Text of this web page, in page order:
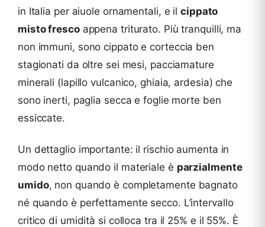
in Italia per aiuole ornamentali, e ilcippato
misto frescoappena triturato. Più tranquilli, ma
non immuni, sono cippato e corteccia ben
stagionati da oltre sei mesi, pacciamature
minerali (lapillo vulcanico, ghiaia, ardesia) che
sono inerti, paglia secca e foglie morte ben
essiccate.
Un dettaglio importante: il rischio aumenta in
modo netto quando il materiale è parzialmente
umido, non quando è completamente bagnato
né quando è perfettamente secco. L’intervallo
critico di umidità si colloca tra il 25% e il 55%. È